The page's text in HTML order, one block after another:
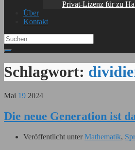
Privat-Lizenz für zu
Über
Kontakt
Search
for:
Schlagwort:
Mai 19 2024
Die neue Generation ist
Veröffentlicht unter Mathematik,